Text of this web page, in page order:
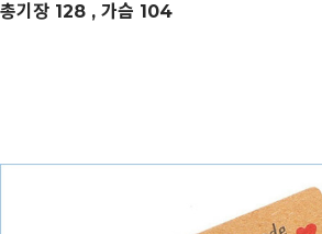
총기장 128 , 가슴 104